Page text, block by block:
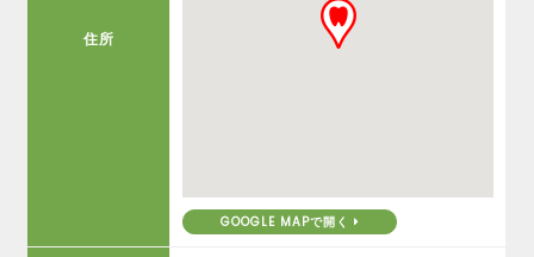
住所
GOOGLE MAPで開く